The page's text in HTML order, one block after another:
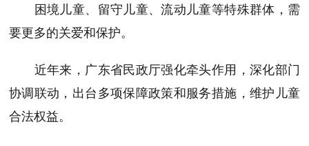
困境儿童、留守儿童、流动儿童等特殊群体，需
要更多的关爱和保护。
近年来，广东省民政厅强化牵头作用，深化部门
协调联动，出台多项保障政策和服务措施，维护儿童
合法权益。